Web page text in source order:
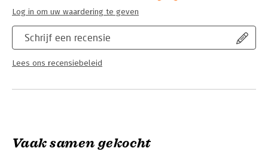
Schrijf een recensie
Lees ons recensiebeleid
Log in om uw waardering te geven
Vaak samen gekocht